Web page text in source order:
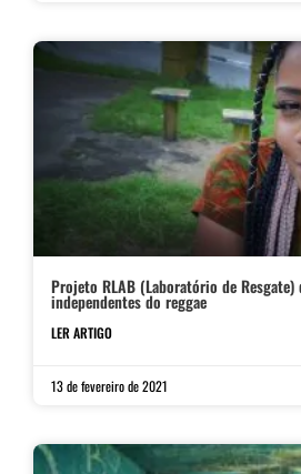
Projeto RLAB (Laboratório de
independentes do reggae
LER ARTIGO
13 de fevereiro de 2021